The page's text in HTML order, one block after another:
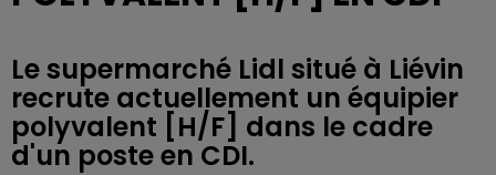
Le supermarché Lidl situé à Liévin
recrute actuellement un équipier
polyvalent [H/F] dans le cadre
d'un poste en CDI.